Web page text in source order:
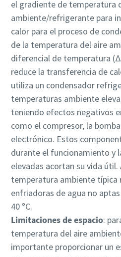
el gradiente de temperatura
ambiente/refrigerante para
calor para el proceso de
de la temperatura del aire
diferencial de temperatura
reduce la transferencia de
utiliza un condensador
temperaturas ambiente
teniendo efectos negativos
como el compresor, la
electrónico. Estos
durante el funcionamiento y
elevadas acortan su vida
temperatura ambiente típica
enfriadoras de agua no
40 °C.
Limitaciones de espacio:
temperatura del aire
importante proporcionar un